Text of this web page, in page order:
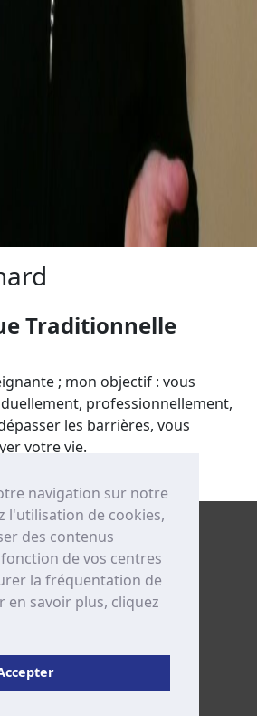
navigation sur notre
l'utilisation de cookies,
des contenus
de vos centres
la fréquentation de
en savoir plus, cliquez
Traditionnelle
; mon objectif : vous
professionnellement,
les barrières, vous
votre vie.
Pro © 2025